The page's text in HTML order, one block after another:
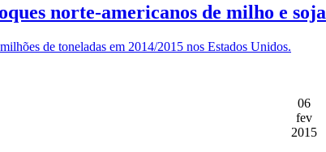
norte-americanos de milho e soja
de toneladas em 2014/2015 nos Estados Unidos.
06
fev
2015